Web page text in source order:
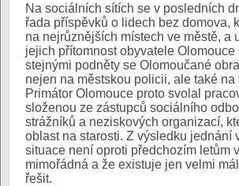
Na sociálních sítích se v posledních
řada příspěvků o lidech bez domova,
na nejrůznějších místech ve městě, a
jejich přítomnost obyvatele Olomouce
stejnými podněty se Olomoučané
nejen na městskou policii, ale také na
Primátor Olomouce proto svolal
složenou ze zástupců sociálního
strážníků a neziskových organizací,
oblast na starosti. Z výsledku jednání
situace není oproti předchozím letům
mimořádná a že existuje jen velmi
řešit.